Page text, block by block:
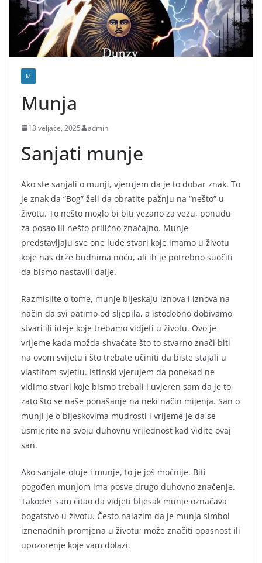
M
Munja
13 veljače, 2025 admin
Sanjati munje
Ako ste sanjali o munji, vjerujem da je to dobar znak. To
je znak da “Bog” želi da obratite pažnju na “nešto” u
životu. To nešto moglo bi biti vezano za vezu, ponudu
za posao ili nešto prilično značajno. Munje
predstavljaju sve one lude stvari koje imamo u životu
koje nas drže budnima noću, ali ih je potrebno suočiti
da bismo nastavili dalje.
Razmislite o tome, munje bljeskaju iznova i iznova na
način da svi patimo od sljepila, a istodobno dobivamo
stvari ili ideje koje trebamo vidjeti u životu. Ovo je
vrijeme kada možda shvaćate što to stvarno znači biti
na ovom svijetu i što trebate učiniti da biste stajali u
vlastitom svjetlu. Istinski vjerujem da ponekad ne
vidimo stvari koje bismo trebali i uvjeren sam da je to
zato što se naše ponašanje na neki način mijenja. San o
munji je o bljeskovima mudrosti i vrijeme je da se
usmjerite na svoju duhovnu vrijednost kad vidite ovaj
san.
Ako sanjate oluje i munje, to je još moćnije. Biti
pogođen munjom ima posve drugo duhovno značenje.
Također sam čitao da vidjeti bljesak munje označava
bogatstvo u životu. Često nalazim da je munja simbol
iznenadnih promjena u životu; može značiti opasnost ili
upozorenje koje vam dolazi.